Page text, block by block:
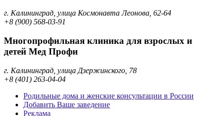
г. Калининград, улица Космонавта Леонова, 62-64
+8 (900) 568-03-91
Многопрофильная клиника для взрослых и
детей Мед Профи
г. Калининград, улица Дзержинского, 78
+8 (401) 263-04-04
Родильные дома и женские консультации в России
Добавить Ваше заведение
Реклама